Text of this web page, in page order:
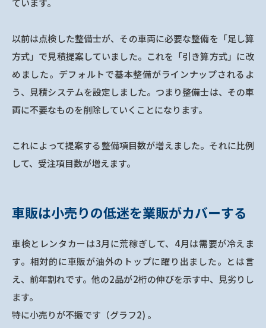
ています。
以前は点検した整備士が、その車両に必要な整備を「足し算
方式」で見積提案していました。これを「引き算方式」に改
めました。デフォルトで基本整備がラインナップされるよ
う、見積システムを設定しました。つまり整備士は、その車
両に不要なものを削除していくことになります。
これによって提案する整備項目数が増えました。それに比例
して、受注項目数が増えます。
車販は小売りの低迷を業販がカバーする
車検とレンタカーは3月に荒稼ぎして、4月は需要が冷えま
す。相対的に車販が油外のトップに躍り出ました。とは言
え、前年割れです。他の2品が2桁の伸びを示す中、見劣りし
ます。
特に小売りが不振です（グラフ2) 。